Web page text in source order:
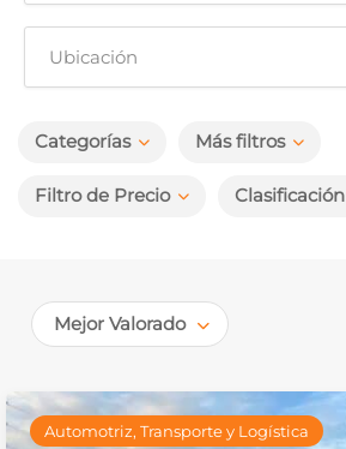
Categorías Más filtros
Filtro de Precio Clasificación
Mejor Valorado
Automotriz, Transporte y Logística